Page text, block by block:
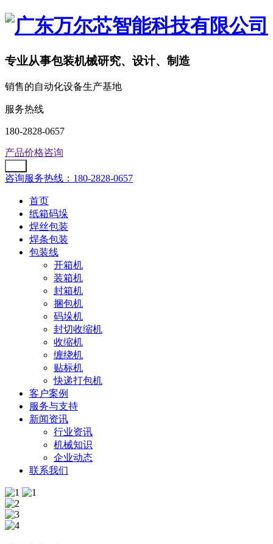
专业从事包装机械研究、设计、制造
销售的自动化设备生产基地
服务热线
180-2828-0657
产品价格咨询
咨询服务热线：180-2828-0657
首页
纸箱码垛
焊丝包装
焊条包装
包装线
开箱机
装箱机
封箱机
捆包机
码垛机
封切收缩机
收缩机
缠绕机
贴标机
快递打包机
客户案例
服务与支持
新闻资讯
行业资讯
机械知识
企业动态
联系我们